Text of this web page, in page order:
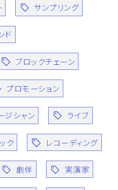
サンプリング
ド
ブロックチェーン
プロモーション
ジシャン ライブ
ク レコーディング
劇伴 実演家